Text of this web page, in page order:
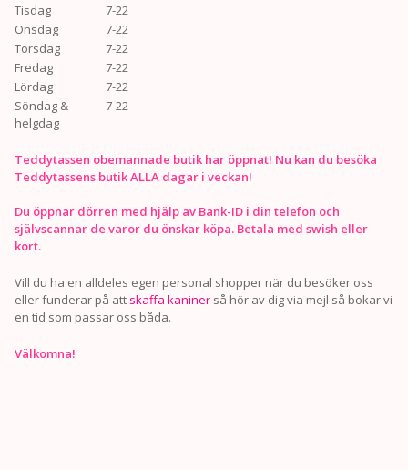
Tisdag
7-22
Onsdag
7-22
Torsdag
7-22
Fredag
7-22
Lördag
7-22
Söndag &
helgdag
7-22
Teddytassen obemannade butik har öppnat! Nu kan du besöka
Teddytassens butik ALLA dagar i veckan!
Du öppnar dörren med hjälp av Bank-ID i din telefon och
självscannar de varor du önskar köpa. Betala med swish eller
kort.
Vill du ha en alldeles egen personal shopper när du besöker oss
eller funderar på att skaffa kaniner så hör av dig via mejl så bokar vi
en tid som passar oss båda.
Välkomna!